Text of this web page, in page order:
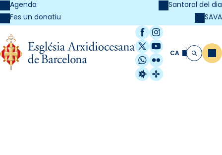
Agenda
Fes un donatiu
Santoral del dia
SAVA
Facebook
Instagram
X / Twitter
YouTube
WhatsApp
Flickr
Radio Estel
Catalunya
CA Cerca